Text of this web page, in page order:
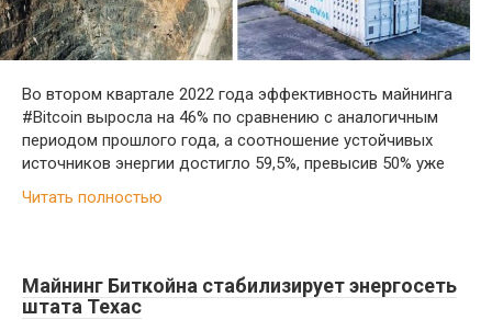
Во втором квартале 2022 года эффективность майнинга
#Bitcoin выросла на 46% по сравнению с аналогичным
периодом прошлого года, а соотношение устойчивых
источников энергии достигло 59,5%, превысив 50% уже
Читать полностью
Майнинг Биткойна стабилизирует энергосеть
штата Техас